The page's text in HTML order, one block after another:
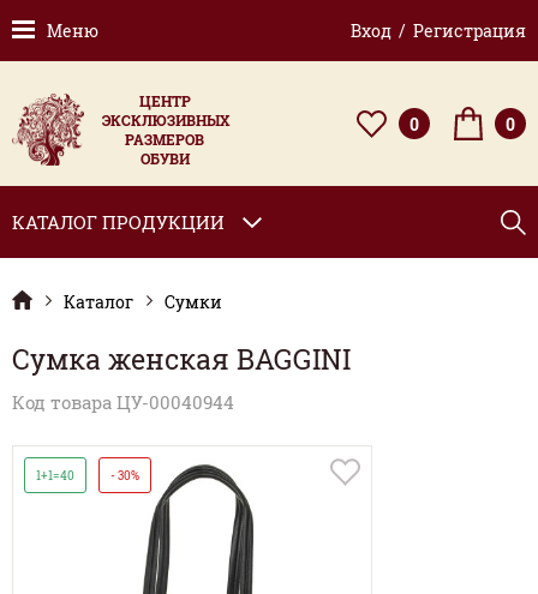
Меню Вход / Регистрация
ЦЕНТР
ЭКСКЛЮЗИВНЫХ
РАЗМЕРОВ
ОБУВИ
0 0
КАТАЛОГ ПРОДУКЦИИ
Каталог Сумки
Сумка женская BAGGINI
Код товара ЦУ-00040944
1+1=40 - 30%